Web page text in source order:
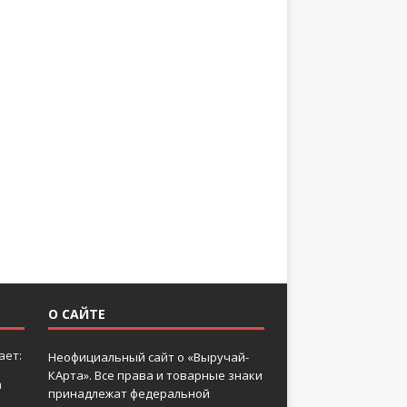
О САЙТЕ
Неофициальный сайт о «Выручай-
КАрта». Все права и товарные знаки
принадлежат федеральной